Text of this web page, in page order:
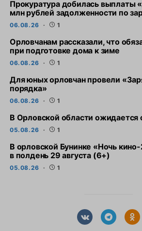
Прокуратура добилась выплаты
млн рублей задолженности по
06.08.26 1
Орловчанам рассказали, что
при подготовке дома к зиме
06.08.26 1
Для юных орловчан провели
порядка»
06.08.26 1
В Орловской области ожидается
05.08.26 1
В орловской Бунинке «Ночь
в полдень 29 августа (6+)
05.08.26 1